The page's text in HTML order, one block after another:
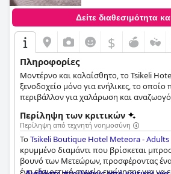
Δείτε διαθεσιμότητα
$
Πληροφορίες
Μοντέρνο και καλαίσθητο, το Tsikeli
ξενοδοχείο μόνο για ενήλικες, το
περιβάλλον για χαλάρωση και
τους έχουν θέα στα Μετέωρα, άλλα στην
διαθέτουν επίσης και ιδιωτικό τζακούζι.
Περίληψη των κριτικών
Περίληψη από τεχνητή νοημοσύνη
ΤοTsikeli Boutique Hotel Meteora -
κρυμμένο διαμάντι που βρίσκεται
βουνό των Μετεώρων, προσφέροντας
ένα εξαιρετικό σημείο εκκίνησης για να